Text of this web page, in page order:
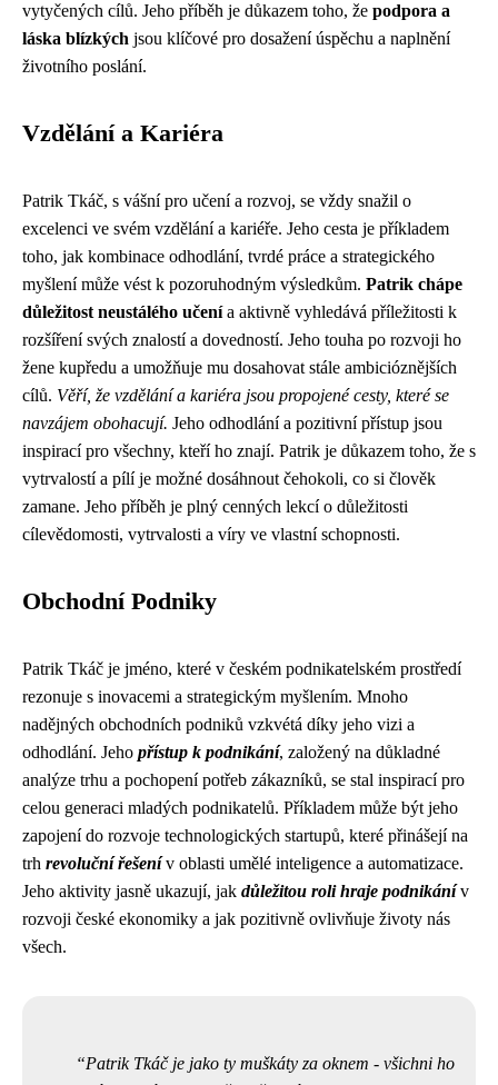
vytyčených cílů. Jeho příběh je důkazem toho, že podpora a
láska blízkých jsou klíčové pro dosažení úspěchu a naplnění
životního poslání.
Vzdělání a Kariéra
Patrik Tkáč, s vášní pro učení a rozvoj, se vždy snažil o
excelenci ve svém vzdělání a kariéře. Jeho cesta je příkladem
toho, jak kombinace odhodlání, tvrdé práce a strategického
myšlení může vést k pozoruhodným výsledkům. Patrik chápe
důležitost neustálého učenía aktivně vyhledává příležitosti k
rozšíření svých znalostí a dovedností. Jeho touha po rozvoji ho
žene kupředu a umožňuje mu dosahovat stále ambicióznějších
cílů. Věří, že vzdělání a kariéra jsou propojené cesty, které se
navzájem obohacují. Jeho odhodlání a pozitivní přístup jsou
inspirací pro všechny, kteří ho znají. Patrik je důkazem toho, že s
vytrvalostí a pílí je možné dosáhnout čehokoli, co si člověk
zamane. Jeho příběh je plný cenných lekcí o důležitosti
cílevědomosti, vytrvalosti a víry ve vlastní schopnosti.
Obchodní Podniky
Patrik Tkáč je jméno, které v českém podnikatelském prostředí
rezonuje s inovacemi a strategickým myšlením. Mnoho
nadějných obchodních podniků vzkvétá díky jeho vizi a
odhodlání. Jeho přístup k podnikání, založený na důkladné
analýze trhu a pochopení potřeb zákazníků, se stal inspirací pro
celou generaci mladých podnikatelů. Příkladem může být jeho
zapojení do rozvoje technologických startupů, které přinášejí na
trh revoluční řešenív oblasti umělé inteligence a automatizace.
Jeho aktivity jasně ukazují, jak důležitou roli hraje podnikánív
rozvoji české ekonomiky a jak pozitivně ovlivňuje životy nás
všech.
Patrik Tkáč je jako ty muškáty za oknem - všichni ho